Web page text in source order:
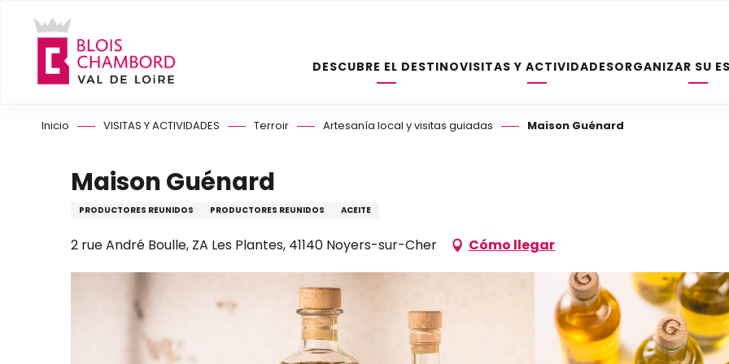
contenu
principal
DESCUBRE EL DESTINOVISITAS Y ACTIVIDADESORGANIZAR SU
Inicio VISITAS Y ACTIVIDADES Terroir Artesanía local y visitas guiadas Maison Guénard
Maison Guénard
PRODUCTORES REUNIDOS PRODUCTORES REUNIDOS ACEITE
2 rue André Boulle, ZA Les Plantes, 41140 Noyers-sur-Cher Cómo llegar